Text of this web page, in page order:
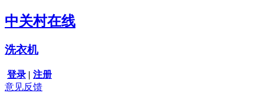
中关村在线
洗衣机
登录 | 注册
意见反馈